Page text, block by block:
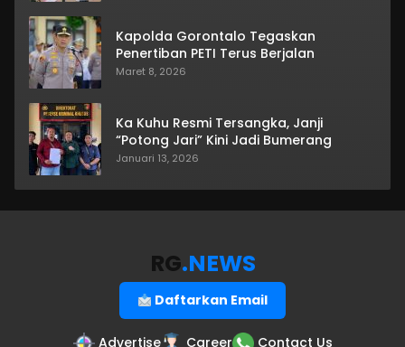
Kapolda Gorontalo Tegaskan
Penertiban PETI Terus Berjalan
Maret 8, 2026
Ka Kuhu Resmi Tersangka, Janji
“Potong Jari” Kini Jadi Bumerang
Januari 13, 2026
RG.NEWS
Daftarkan Email
Advertise Career Contact Us